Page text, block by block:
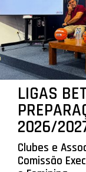
LIGAS
2026/
Clubes e
Comissão